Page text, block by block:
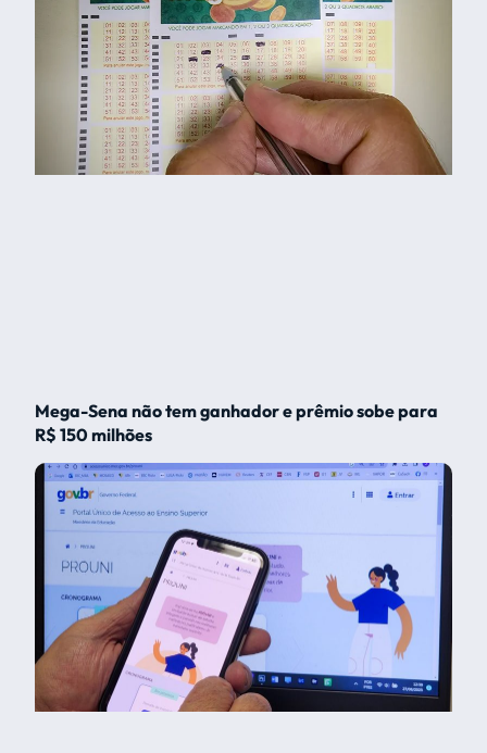
Mega-Sena não tem ganhador e prêmio sobe para
R$ 150 milhões